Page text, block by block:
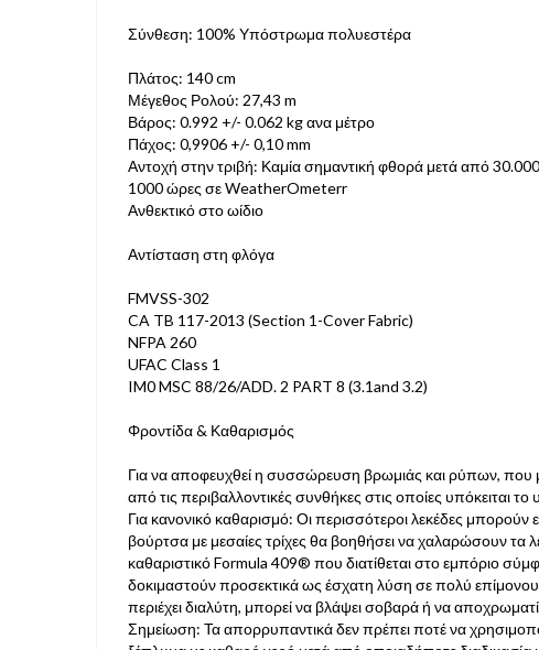
Σύνθεση: 100% Υπόστρωμα πολυεστέρα
Πλάτος: 140 cm
Μέγεθος Ρολού: 27,43 m
Βάρος: 0.992 +/- 0.062 kg ανα μέτρο
Πάχος: 0,9906 +/- 0,10 mm
Αντοχή στην τριβή: Καμία σημαντική φθορά μετά από
1000 ώρες σε WeatherOmeterr
Ανθεκτικό στο ωίδιο
Αντίσταση στη φλόγα
FMVSS-302
CA TB 117-2013 (Section 1-Cover Fabric)
NFPA 260
UFAC Class 1
IM0 MSC 88/26/ADD. 2 PART 8 (3.1and 3.2)
Φροντίδα & Καθαρισμός
Για να αποφευχθεί η συσσώρευση βρωμιάς και ρύπων, που
από τις περιβαλλοντικές συνθήκες στις οποίες υπόκειται το
Για κανονικό καθαρισμό: Οι περισσότεροι λεκέδες
βούρτσα με μεσαίες τρίχες θα βοηθήσει να χαλαρώσουν τα
καθαριστικό Formula 409® που διατίθεται στο εμπόριο
δοκιμαστούν προσεκτικά ως έσχατη λύση σε πολύ
περιέχει διαλύτη, μπορεί να βλάψει σοβαρά ή να
Σημείωση: Τα απορρυπαντικά δεν πρέπει ποτέ να